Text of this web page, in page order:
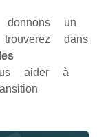
un
dans
aider à